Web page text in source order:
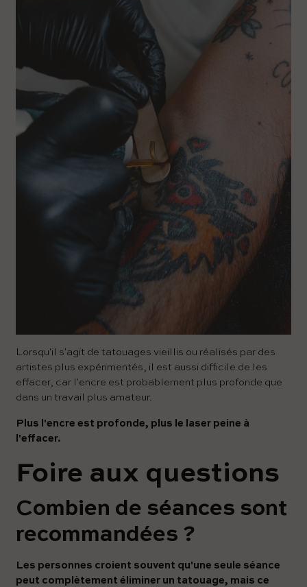
Lorsqu'il s'agit de tatouages ​​vieillis ou réalisés par des
artistes plus expérimentés, il est aussi difficile de les
effacer, car l'encre est probablement plus profonde que
dans un travail plus amateur.
Plus l'encre est profonde, plus le laser peine à
l'effacer.
Foire aux questions
Combien de séances sont
recommandées ?
Les personnes croient souvent qu'une seule séance
peut complètement éliminer un tatouage, mais ce